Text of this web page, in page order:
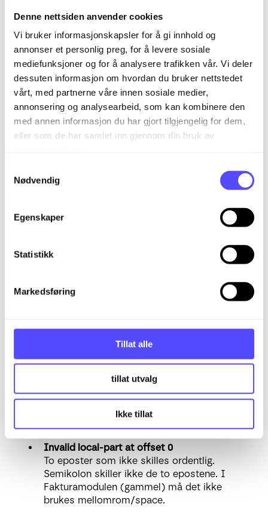
Denne nettsiden anvender cookies
Vi bruker informasjonskapsler for å gi innhold og
annonser et personlig preg, for å levere sosiale
mediefunksjoner og for å analysere trafikken vår. Vi deler
dessuten informasjon om hvordan du bruker nettstedet
vårt, med partnerne våre innen sosiale medier,
annonsering og analysearbeid, som kan kombinere den
med annen informasjon du har gjort tilgjengelig for dem,
eller som de har samlet inn gjennom din bruk av
Nødvendig
Egenskaper
Statistikk
Markedsføring
Tillat alle
tillat utvalg
Ikke tillat
authenticated. The server response was:
Error: 535 5.7.139 Authentication
unsuccessful, the request did
not meet the criteria to be authenticated
successfully. Contact your administrator.
[GV3P280CA0054.SWEP280.PROD.OUTLOO
K.COM]
To-faktor er slått på og de må hvitvaske IP
adressene evt. benytte App passord for to-
Feil brukernavn eller passord.
SmtpClientAuthentication is disabled for
the Tenant.
sende epost. Ta kontakt med de.
Feilen er at oppkobling mot SMTP har blitt
No recipients
Det finnes ikke noen epost å sende til. Sjekk
ligger inne en epost under feltet"Faktura e-
Invalid domain token at offset 4
Feil på domenenavn under Epost i
Firmainnstillinger.
Invalid local-part at offset 0
To eposter som ikke skilles ordentlig.
Semikolon skiller ikke de to epostene. I
Fakturamodulen (gammel) må det ikke
brukes mellomrom/space.